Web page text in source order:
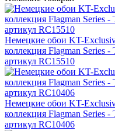
Немецкие обои KT-
коллекция Flagman Series -
артикул RC15510
Немецкие обои KT-
коллекция Flagman Series -
артикул RC10406